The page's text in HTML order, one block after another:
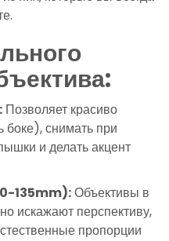
Позволяет красиво
боке), снимать при
и делать акцент
135mm):Объективы в
искажают перспективу,
пропорции